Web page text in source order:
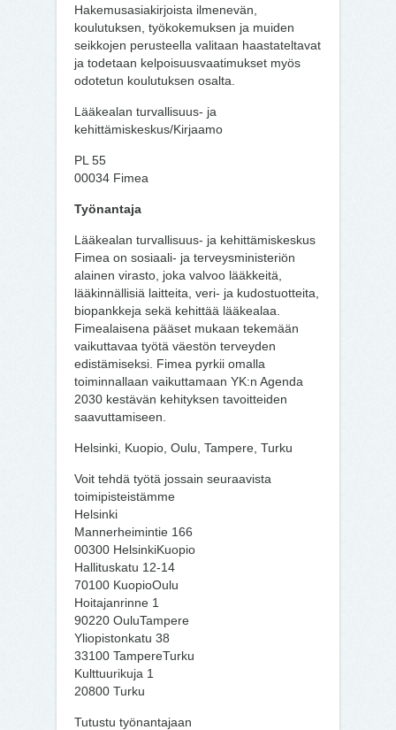
Hakemusasiakirjoista ilmenevän,
koulutuksen, työkokemuksen ja muiden
seikkojen perusteella valitaan haastateltavat
ja todetaan kelpoisuusvaatimukset myös
odotetun koulutuksen osalta.
Lääkealan turvallisuus- ja
kehittämiskeskus/Kirjaamo
PL 55
00034 Fimea
Työnantaja
Lääkealan turvallisuus- ja kehittämiskeskus
Fimea on sosiaali- ja terveysministeriön
alainen virasto, joka valvoo lääkkeitä,
lääkinnällisiä laitteita, veri- ja kudostuotteita,
biopankkeja sekä kehittää lääkealaa.
Fimealaisena pääset mukaan tekemään
vaikuttavaa työtä väestön terveyden
edistämiseksi. Fimea pyrkii omalla
toiminnallaan vaikuttamaan YK:n Agenda
2030 kestävän kehityksen tavoitteiden
saavuttamiseen.
Helsinki, Kuopio, Oulu, Tampere, Turku
Voit tehdä työtä jossain seuraavista
toimipisteistämme
Helsinki
Mannerheimintie 166
00300 HelsinkiKuopio
Hallituskatu 12-14
70100 KuopioOulu
Hoitajanrinne 1
90220 OuluTampere
Yliopistonkatu 38
33100 TampereTurku
Kulttuurikuja 1
20800 Turku
Tutustu työnantajaan